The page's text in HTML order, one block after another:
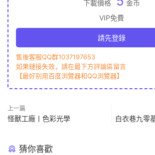
下載價格
金币
VIP免費
請先登錄
售後客服QQ群1037197653
如果鏈接失效，請在最下方評論區留言
【最好别用百度浏覽器和QQ浏覽器】
上一篇
怪獸工廠丨色彩光學
白衣巷九零
猜你喜歡